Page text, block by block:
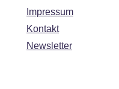
Impressum
Kontakt
Newsletter